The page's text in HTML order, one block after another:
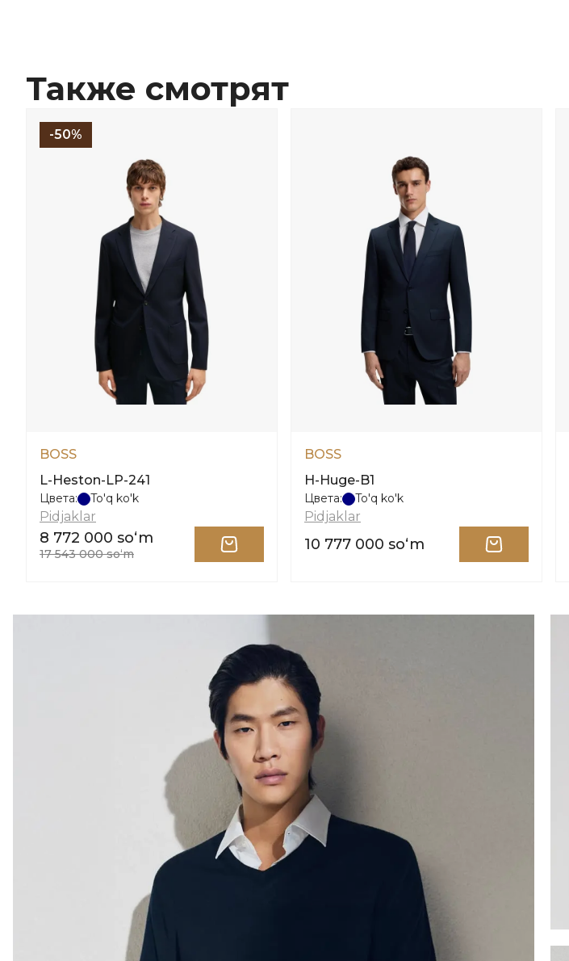
Также смотрят
-50%
BOSS
L-Heston-LP-241
Цвета: To'q ko'k
Pidjaklar
8 772 000 soʻm
17 543 000 soʻm
BOSS
H-Huge-B1
Цвета: To'q ko'k
Pidjaklar
10 777 000 soʻm